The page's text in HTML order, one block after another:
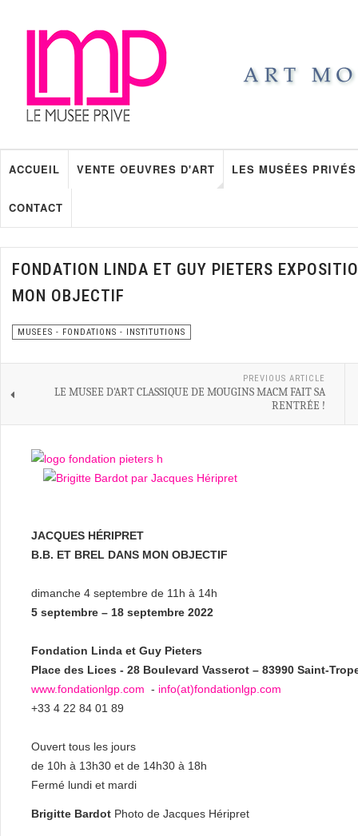
ACCUEIL VENTE OEUVRES D'ART LES MUSÉES PRIVÉS
CONTACT
FONDATION LINDA ET GUY PIETERS
MON OBJECTIF
MUSEES - FONDATIONS - INSTITUTIONS
PREVIOUS ARTICLE
LE MUSEE D'ART CLASSIQUE DE MOUGINS MACM FAIT SA
RENTRÉE !
JACQUES HÉRIPRET
B.B. ET BREL DANS MON OBJECTIF
dimanche 4 septembre de 11h à 14h
5 septembre – 18 septembre 2022
Fondation Linda et Guy Pieters
Place des Lices - 28 Boulevard Vasserot – 83990 Saint-
www.fondationlgp.com - info(at)fondationlgp.com
+33 4 22 84 01 89
Ouvert tous les jours
de 10h à 13h30 et de 14h30 à 18h
Fermé lundi et mardi
Brigitte Bardot Photo de Jacques Héripret